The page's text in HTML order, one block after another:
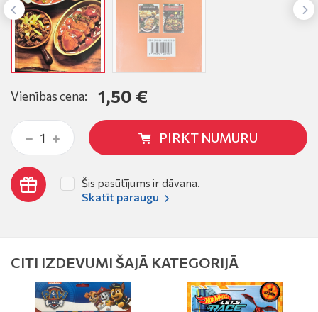
Vienības cena: 1,50 €
PIRKT NUMURU
Šis pasūtījums ir dāvana.
Skatīt paraugu
CITI IZDEVUMI ŠAJĀ KATEGORIJĀ